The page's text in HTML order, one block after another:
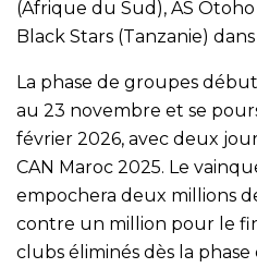
(Afrique du Sud), AS
Black Stars (Tanzanie)
La phase de groupes
au 23 novembre et se
février 2026, avec deux
CAN Maroc 2025. Le
empochera deux millions
contre un million pour le
clubs éliminés dès la